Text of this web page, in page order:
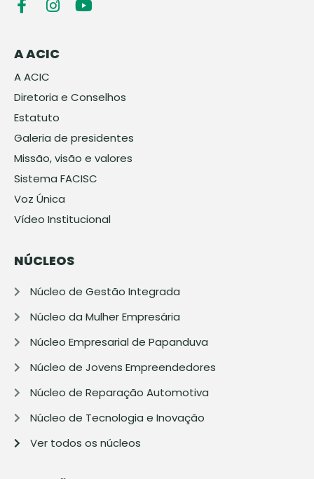
A ACIC
A ACIC
Diretoria e Conselhos
Estatuto
Galeria de presidentes
Missão, visão e valores
Sistema FACISC
Voz Única
Vídeo Institucional
NÚCLEOS
Núcleo de Gestão Integrada
Núcleo da Mulher Empresária
Núcleo Empresarial de Papanduva
Núcleo de Jovens Empreendedores
Núcleo de Reparação Automotiva
Núcleo de Tecnologia e Inovação
Ver todos os núcleos